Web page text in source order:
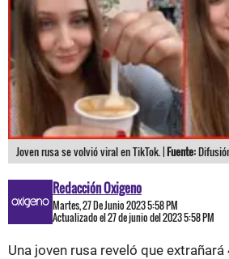
Joven rusa se volvió viral en TikTok. |Fuente:
Redacción Oxigeno
Martes, 27 De Junio 2023 5:58 PM
Actualizado el 27 de junio del 2023 5:58 PM
Una joven rusa reveló que